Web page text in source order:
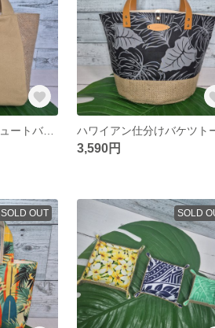
クリアポーチ付きジュートバック ハンドメイドバック ハワイアンバック
3,590円
SOLD OUT SOLD